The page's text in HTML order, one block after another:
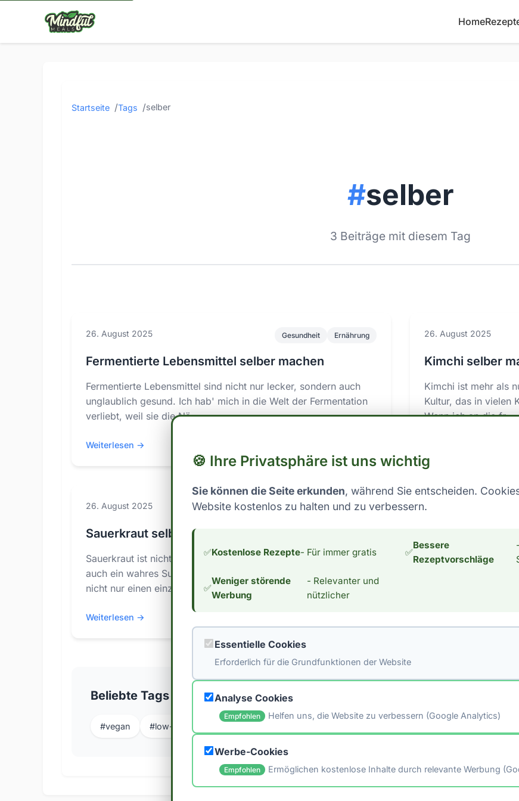
Home
Startseite Tags selber
#selber
3 Beiträge mit diesem Tag
26. August 2025 Gesundheit Ernährung
Fermentierte Lebensmittel selber machen
Fermentierte Lebensmittel sind nicht nur lecker, sondern auch
unglaublich gesund. Ich hab' mich in die Welt der Fermentation
verliebt, weil sie die Nä...
Weiterlesen →
26. August 2025
Kimchi selber
Kimchi ist mehr als
Kultur, das in vielen
Wenn ich an die fr...
26. August 2025 Gesundheit Ernährung
Sauerkraut selber machen
Sauerkraut ist nicht nur ein beliebtes deutsches Gericht, sondern
auch ein wahres Superfood. Die Fermentation von Kohl bringt
nicht nur einen einzigar...
Weiterlesen →
Beliebte Tags
#vegan #low-carb
🍪 Ihre Privatsphäre ist uns wichtig
Sie können die Seite erkunden, während Sie entscheiden.
Website kostenlos zu halten und zu verbessern.
✅Kostenlose Rezepte- Für immer gratis ✅
Bessere
Rezeptvorschläge
✅
Weniger störende
Werbung
- Relevanter und
nützlicher
Essentielle Cookies
Erforderlich für die Grundfunktionen der Website
Analyse Cookies
Empfohlen Helfen uns, die Website zu verbessern (Google Analytics)
Werbe-Cookies
Empfohlen Ermöglichen kostenlose Inhalte durch relevante Werbung